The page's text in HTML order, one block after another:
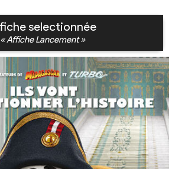
selectionnée
« Affiche Lancement »